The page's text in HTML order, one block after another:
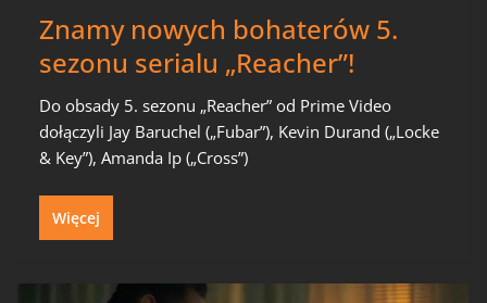
Znamy nowych bohaterów 5.
sezonu serialu „Reacher”!
Do obsady 5. sezonu „Reacher” od Prime Video
dołączyli Jay Baruchel („Fubar”), Kevin Durand („Locke
& Key”), Amanda Ip („Cross”)
Więcej